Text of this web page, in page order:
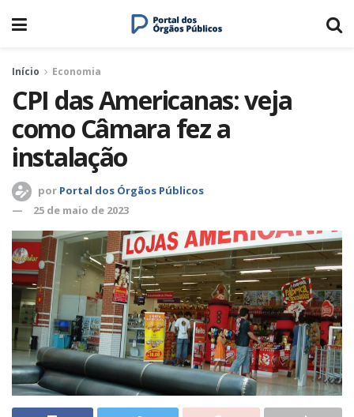
Início Economia
CPI das Americanas: veja
como Câmara fez a
instalação
por Portal dos Órgãos Públicos
25 de maio de 2023